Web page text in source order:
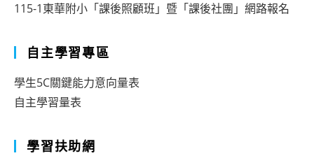
115-1東華附小「課後照顧班」暨「課後社團」網路報名
自主學習專區
學生5C關鍵能力意向量表
自主學習量表
學習扶助網